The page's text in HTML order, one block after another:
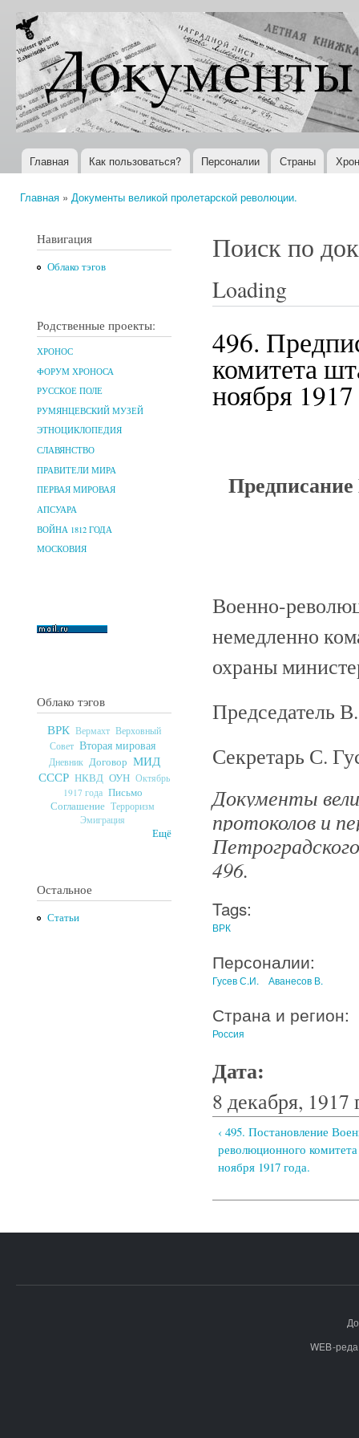
Документы
XX века
Всемирная
история в
Интернете
Главное меню
Главная Как пользоваться? Персоналии Страны
Главная » Документы великой пролетарской революции.
Навигация
Облако тэгов
Родственные проекты:
ХРОНОС
ФОРУМ ХРОНОСА
РУССКОЕ ПОЛЕ
РУМЯНЦЕВСКИЙ МУЗЕЙ
ЭТНОЦИКЛОПЕДИЯ
СЛАВЯНСТВО
ПРАВИТЕЛИ МИРА
ПЕРВАЯ МИРОВАЯ
АПСУАРА
ВОЙНА 1812 ГОДА
МОСКОВИЯ
Облако тэгов
ВРК Вермахт Верховный
Совет Вторая мировая
Дневник Договор МИД
СССР НКВД ОУН Октябрь
1917 года Письмо
Соглашение Терроризм
Эмиграция
Ещё
Остальное
Статьи
Поиск по
Loading
496.
комитета
ноября 1917
Военно-
немедленно
охраны
Председатель
Секретарь С.
Документы
протоколов и
496.
Tags:
ВРК
Персоналии:
Гусев С.И. Аванесов В.
Страна и регион:
Россия
Дата:
8 декабря, 1917
‹ 495. Постановление
революционного
ноября 1917 года.
WEB-